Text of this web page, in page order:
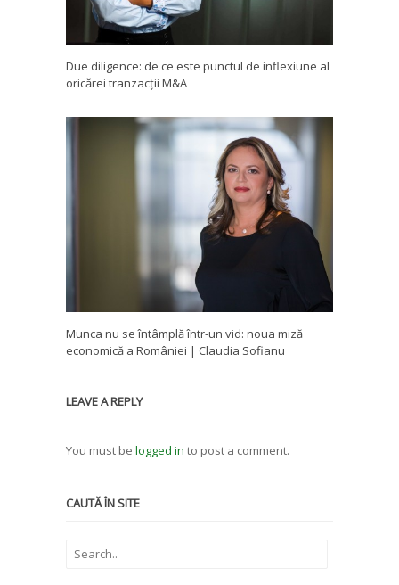
Due diligence: de ce este punctul de inflexiune al
oricărei tranzacții M&A
Munca nu se întâmplă într-un vid: noua miză
economică a României | Claudia Sofianu
LEAVE A REPLY
You must be logged in to post a comment.
CAUTĂ ÎN SITE